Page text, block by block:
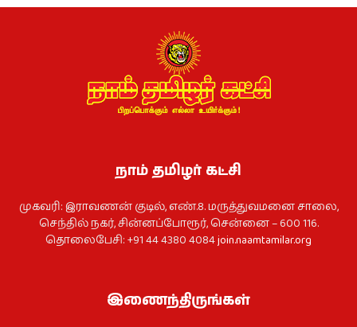
நாம் தமிழர் கட்சி
முகவரி: இராவணன் குடில், எண்.8. மருத்துவமனை சாலை,
செந்தில் நகர், சின்னப்போரூர், சென்னை – 600 116.
தொலைபேசி: +91 44 4380 4084join.naamtamilar.org
இணைந்திருங்கள்